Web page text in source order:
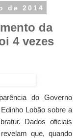
de 2014
da
4 vezes
do Governo
Lobão sobre a
Dados oficiais
que, quando